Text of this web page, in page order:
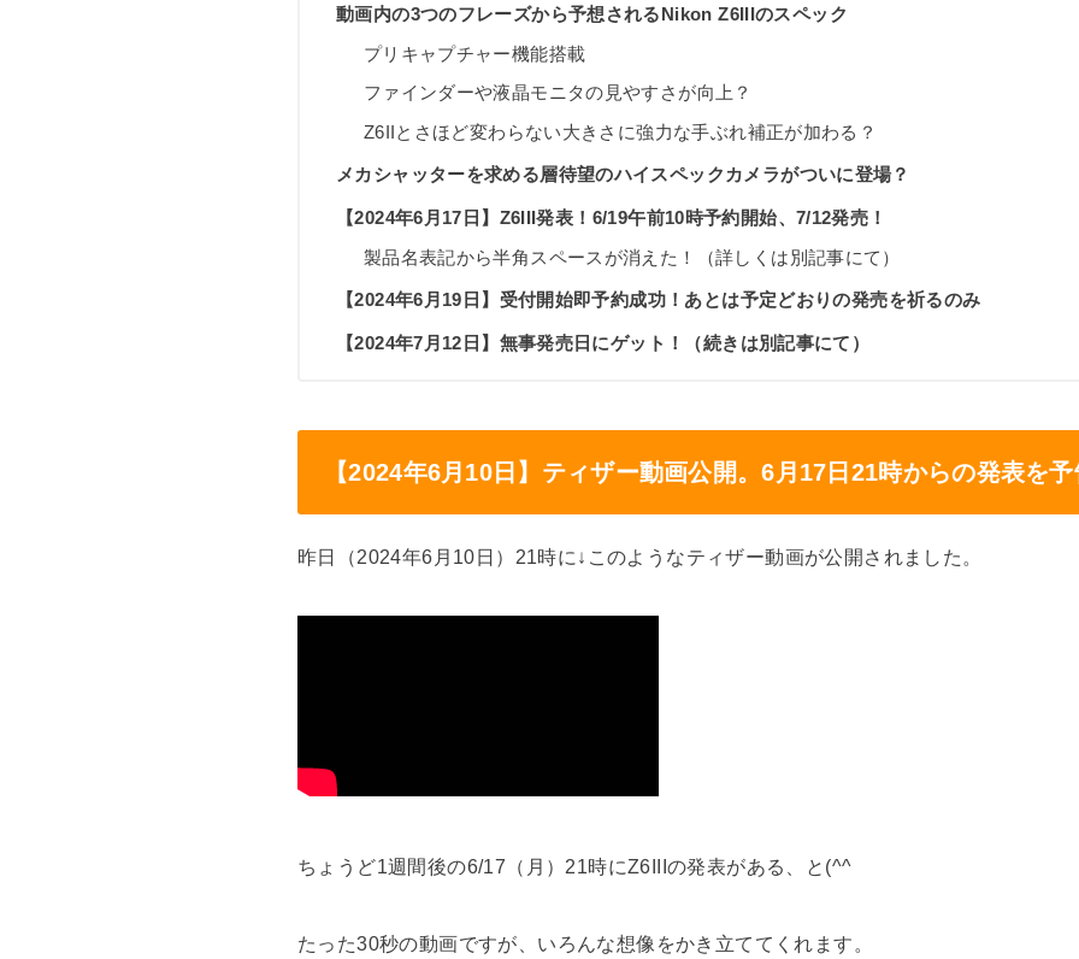
動画内の3つのフレーズから予想されるNikon Z6IIIのスペック
プリキャプチャー機能搭載
ファインダーや液晶モニタの見やすさが向上？
Z6IIとさほど変わらない大きさに強力な手ぶれ補正が加わる？
メカシャッターを求める層待望のハイスペックカメラがついに登場？
【2024年6月17日】Z6III発表！6/19午前10時予約開始、7/12発売！
製品名表記から半角スペースが消えた！（詳しくは別記事にて）
【2024年6月19日】受付開始即予約成功！あとは予定どおりの発売を祈るのみ
【2024年7月12日】無事発売日にゲット！（続きは別記事にて）
【2024年6月10日】ティザー動画公開。6月17日21時からの発表を
昨日（2024年6月10日）21時に↓このようなティザー動画が公開されました。
ちょうど1週間後の6/17（月）21時にZ6IIIの発表がある、と(^^
たった30秒の動画ですが、いろんな想像をかき立ててくれます。